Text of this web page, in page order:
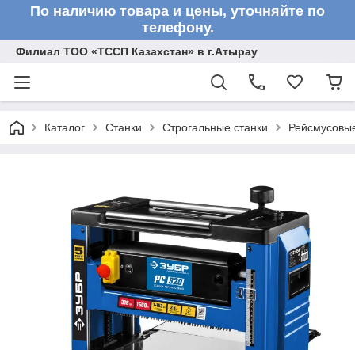
По наличию товара и цены, уточняйте по
телефону.
Филиал ТОО «ТССП Казахстан» в г.Атырау
Каталог Станки Строгальные станки